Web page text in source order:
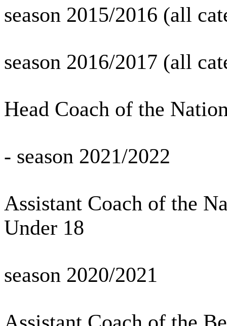
season 2015/2016 (all
season 2016/2017 (all
Head Coach of the
- season 2021/2022
Assistant Coach of the
Under 18
season 2020/2021